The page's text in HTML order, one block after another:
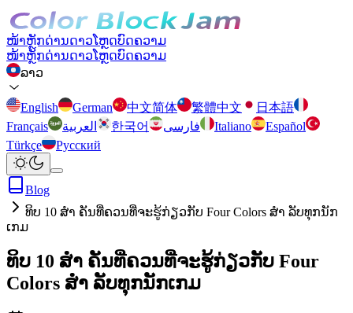
ໜ້າຫຼັກດ່ານດາວໂຫຼດບົດຄວາມ
ໜ້າຫຼັກດ່ານດາວໂຫຼດບົດຄວາມ
ລາວ
English German 中文简体 繁體中文
日本語
Français
العربية 한국어 فارسی Italiano
Español
Türkçe
Русский
Blog
ທິບ 10 ສຳ ຄັນທີ່ຄວນທີ່ຈະຮູ້ກ່ຽວກັບ Four Colors ສຳ ລັບທຸກນັກ
ເກມ
ທິບ 10 ສຳ ຄັນທີ່ຄວນທີ່ຈະຮູ້ກ່ຽວກັບ Four
Colors ສຳ ລັບທຸກນັກເກມ